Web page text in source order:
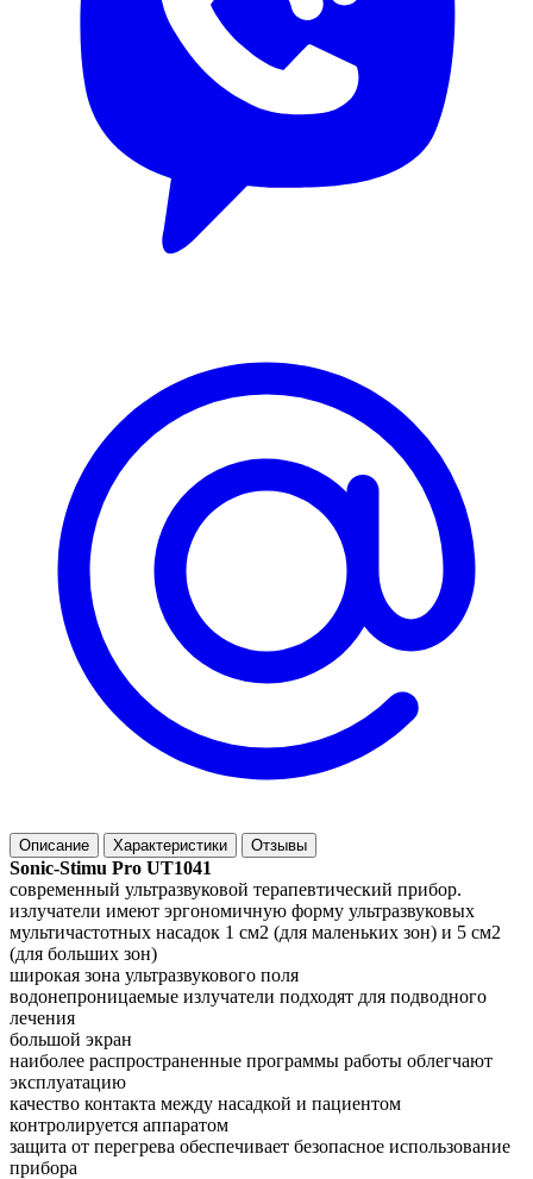
Описание Характеристики Отзывы
Sonic-Stimu Pro UT1041
современный ультразвуковой терапевтический прибор.
излучатели имеют эргономичную форму ультразвуковых
мультичастотных насадок 1 см2 (для маленьких зон) и 5 см2
(для больших зон)
широкая зона ультразвукового поля
водонепроницаемые излучатели подходят для подводного
лечения
большой экран
наиболее распространенные программы работы облегчают
эксплуатацию
качество контакта между насадкой и пациентом
контролируется аппаратом
защита от перегрева обеспечивает безопасное использование
прибора